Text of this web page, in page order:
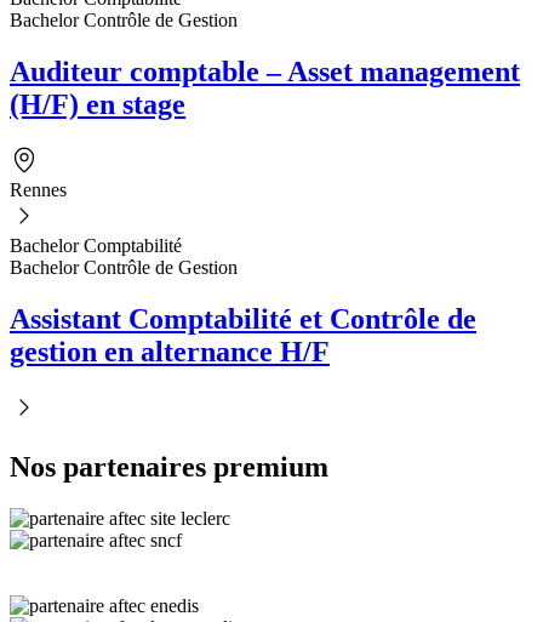
Bachelor Contrôle de Gestion
Auditeur comptable – Asset management
(H/F) en stage
Rennes
Bachelor Comptabilité
Bachelor Contrôle de Gestion
Assistant Comptabilité et Contrôle de
gestion en alternance H/F
Nos partenaires premium